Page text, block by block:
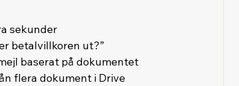
sekunder
betalvillkoren ut?”
baserat på dokumentet
flera dokument i Drive